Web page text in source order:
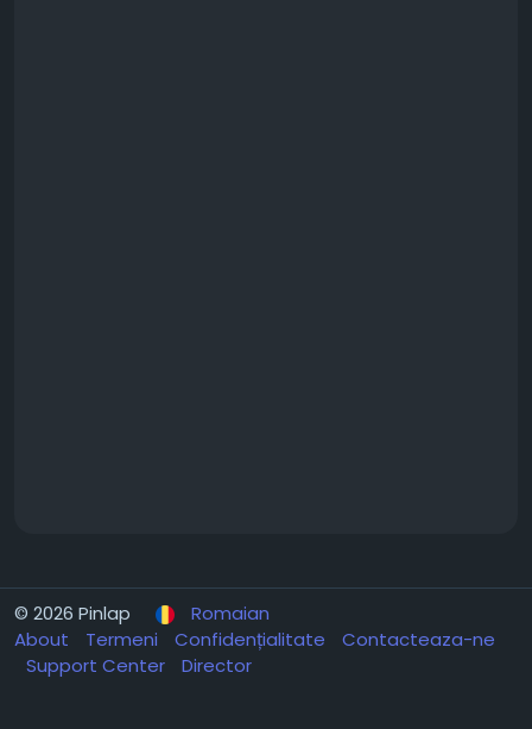
© 2026 Pinlap
Romaian
About
Termeni Confidențialitate
Contacteaza-ne
Support Center
Director